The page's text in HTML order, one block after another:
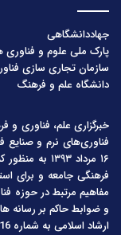
جهاددانشگاهی
پارک ملی علوم و
سازمان تجاری سازی
دانشگاه علم و فرهنگ
خبرگزاری علم، فناوری و
فناوری‌های نرم و صنایع
۱۶ مرداد
فرهنگی جامعه و برای
مفاهیم مرتبط در حوزه
و ضوابط حاکم بر رسانه
ارشاد اسلامی به شماره 70016 فعالیت خود را آغاز کرده است.